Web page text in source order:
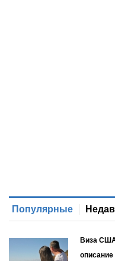
Популярные
Виза США